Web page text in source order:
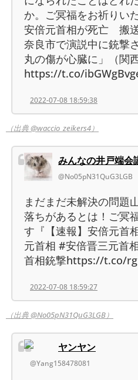
か。ご冥福をお祈りい
安倍元首相が死亡 搬
奈良市で演説中に銃
丸の傷が心臓に」（関
https://t.co/
2022-07-08 18:59:38
（出典 @waccio_zeikers4）
みんなの井戸端会
@No05pN31QuG3LGB
まだまだ未解決の問題
落ちがあるとは！ご冥
す『【速報】安倍元首
元首相 #安倍晋三元首
首相銃撃https://t.co/
2022-07-08 18:59:27
（出典 @No05pN31QuG3LGB）
ヤンヤン
@Yang158478081